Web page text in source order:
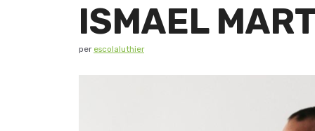
ISMAEL
per escolaluthier